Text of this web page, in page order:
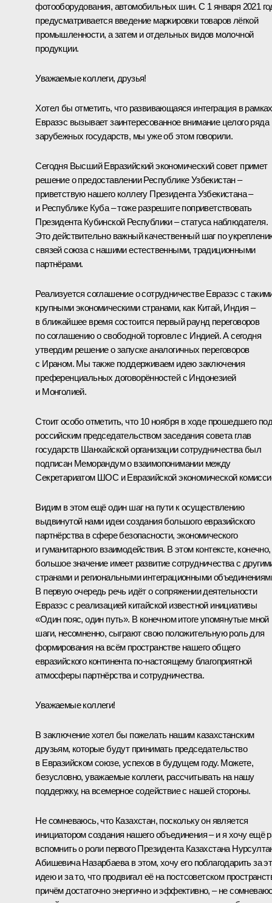
фотооборудования, автомобильных шин. С 1 января 2021
предусматривается введение маркировки товаров лёгкой
промышленности, а затем и отдельных видов молочной
продукции.
Уважаемые коллеги, друзья!
Хотел бы отметить, что развивающаяся интеграция в рамках
Евразэс вызывает заинтересованное внимание целого ряда
зарубежных государств, мы уже об этом говорили.
Сегодня Высший Евразийский экономический совет примет
решение о предоставлении Республике Узбекистан –
приветствую нашего коллегу Президента Узбекистана –
и Республике Куба – тоже разрешите поприветствовать
Президента Кубинской Республики – статуса наблюдателя.
Это действительно важный качественный шаг по
связей союза с нашими естественными, традиционными
партнёрами.
Реализуется соглашение о сотрудничестве Евразэс с
крупными экономическими странами, как Китай, Индия –
в ближайшее время состоится первый раунд переговоров
по соглашению о свободной торговле с Индией. А сегодня
утвердим решение о запуске аналогичных переговоров
с Ираном. Мы также поддерживаем идею заключения
преференциальных договорённостей с Индонезией
и Монголией.
Стоит особо отметить, что 10 ноября в ходе прошедшего
российским председательством заседания совета глав
государств Шанхайской организации сотрудничества был
подписан Меморандум о взаимопонимании между
Секретариатом ШОС и Евразийской экономической
Видим в этом ещё один шаг на пути к осуществлению
выдвинутой нами идеи создания большого евразийского
партнёрства в сфере безопасности, экономического
и гуманитарного взаимодействия. В этом контексте, конечно,
большое значение имеет развитие сотрудничества с
странами и региональными интеграционными
В первую очередь речь идёт о сопряжении деятельности
Евразэс с реализацией китайской известной инициативы
«Один пояс, один путь». В конечном итоге упомянутые мной
шаги, несомненно, сыграют свою положительную роль для
формирования на всём пространстве нашего общего
евразийского континента по-настоящему благоприятной
атмосферы партнёрства и сотрудничества.
Уважаемые коллеги!
В заключение хотел бы пожелать нашим казахстанским
друзьям, которые будут принимать председательство
в Евразийском союзе, успехов в будущем году. Можете,
безусловно, уважаемые коллеги, рассчитывать на нашу
поддержку, на всемерное содействие с нашей стороны.
Не сомневаюсь, что Казахстан, поскольку он является
инициатором создания нашего объединения – и я хочу ещё
вспомнить о роли первого Президента Казахстана
Абишевича Назарбаева в этом, хочу его поблагодарить за
идею и за то, что продвигал её на постсоветском
причём достаточно энергично и эффективно, – не